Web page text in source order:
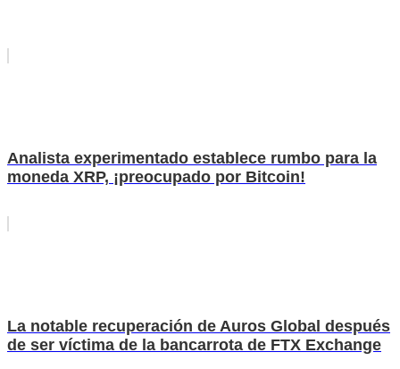
Analista experimentado establece rumbo para la
moneda XRP, ¡preocupado por Bitcoin!
La notable recuperación de Auros Global después
de ser víctima de la bancarrota de FTX Exchange